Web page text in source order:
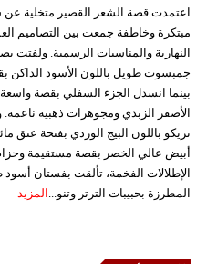
اعتمدت قصة الشعر القصير متخلية عن
مبتكرة وخاطفة جمعت بين التصاميم
النهارية والمناسبات الرسمية. ولفتت
جمبسوت طويل باللون الأسود الداكن
بينما انسدل الجزء السفلي بقصة
الأصفر الزبدي ومجوهرات ذهبية
تريكو باللون البيج الوردي بفتحة عنق
أبيض عالي الخصر بقصة مستقيمة
الإطلالات الفخمة، تألقت بفستان
المطرزة بحبيبات الترتر وتنو... المزيد